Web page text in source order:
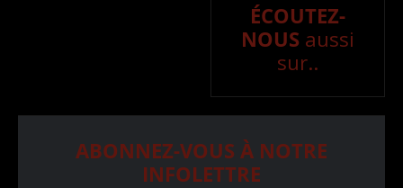
ÉCOUTEZ-
NOUS aussi
sur..
ABONNEZ-VOUS À NOTRE
INFOLETTRE